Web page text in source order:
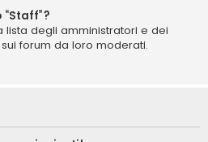
lista degli amministratori e dei
forum da loro moderati.